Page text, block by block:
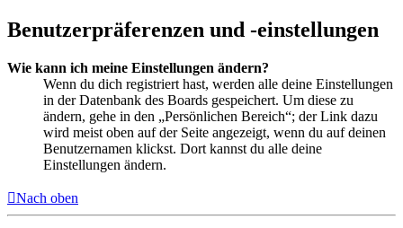
Benutzerpräferenzen und -einstellungen
Wie kann ich meine Einstellungen ändern?
Wenn du dich registriert hast, werden alle deine Einstellungen
in der Datenbank des Boards gespeichert. Um diese zu
ändern, gehe in den „Persönlichen Bereich“; der Link dazu
wird meist oben auf der Seite angezeigt, wenn du auf deinen
Benutzernamen klickst. Dort kannst du alle deine
Einstellungen ändern.
Nach oben